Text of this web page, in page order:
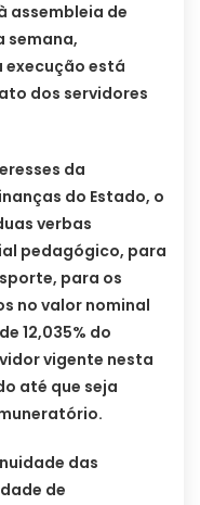
assembleia de
semana,
está
dos servidores
da
do Estado, o
verbas
pedagógico, para
para os
no valor nominal
12,035% do
vigente nesta
até que seja
das
de